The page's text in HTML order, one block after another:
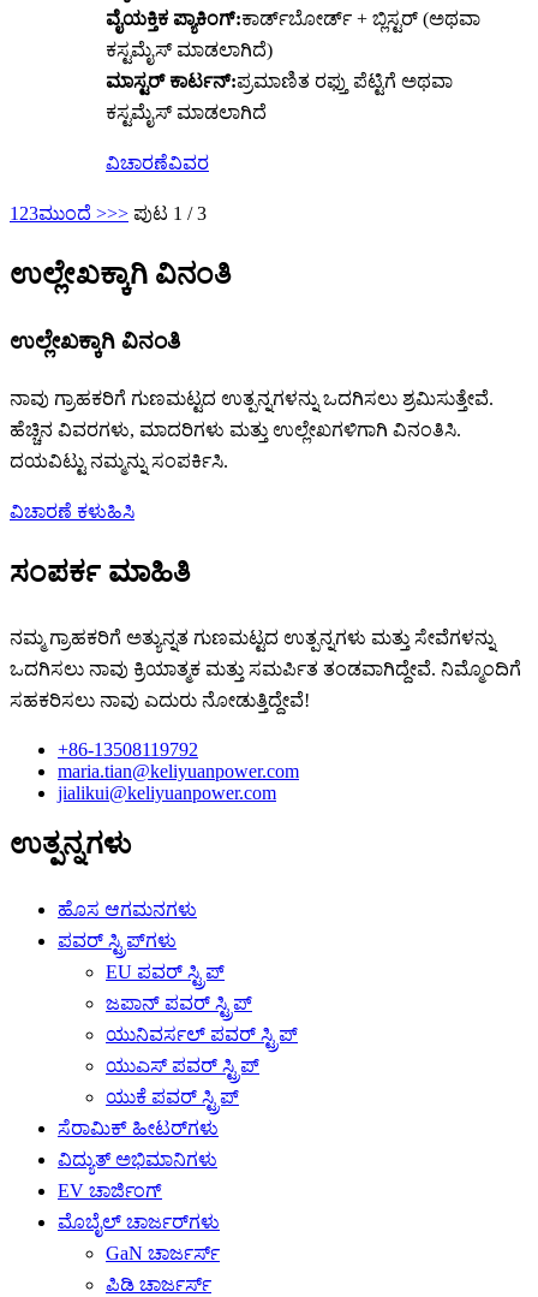
ವೈಯಕ್ತಿಕ ಪ್ಯಾಕಿಂಗ್:ಕಾರ್ಡ್‌ಬೋರ್ಡ್ + ಬ್ಲಿಸ್ಟರ್ (ಅಥವಾ
ಕಸ್ಟಮೈಸ್ ಮಾಡಲಾಗಿದೆ)
ಮಾಸ್ಟರ್ ಕಾರ್ಟನ್:ಪ್ರಮಾಣಿತ ರಫ್ತು ಪೆಟ್ಟಿಗೆ ಅಥವಾ
ಕಸ್ಟಮೈಸ್ ಮಾಡಲಾಗಿದೆ
ವಿಚಾರಣೆವಿವರ
1 23ಮುಂದೆ >>> ಪುಟ 1 / 3
ಉಲ್ಲೇಖಕ್ಕಾಗಿ ವಿನಂತಿ
ಉಲ್ಲೇಖಕ್ಕಾಗಿ ವಿನಂತಿ
ನಾವು ಗ್ರಾಹಕರಿಗೆ ಗುಣಮಟ್ಟದ ಉತ್ಪನ್ನಗಳನ್ನು ಒದಗಿಸಲು ಶ್ರಮಿಸುತ್ತೇವೆ.
ಹೆಚ್ಚಿನ ವಿವರಗಳು, ಮಾದರಿಗಳು ಮತ್ತು ಉಲ್ಲೇಖಗಳಿಗಾಗಿ ವಿನಂತಿಸಿ.
ದಯವಿಟ್ಟು ನಮ್ಮನ್ನು ಸಂಪರ್ಕಿಸಿ.
ವಿಚಾರಣೆ ಕಳುಹಿಸಿ
ಸಂಪರ್ಕ ಮಾಹಿತಿ
ನಮ್ಮ ಗ್ರಾಹಕರಿಗೆ ಅತ್ಯುನ್ನತ ಗುಣಮಟ್ಟದ ಉತ್ಪನ್ನಗಳು ಮತ್ತು ಸೇವೆಗಳನ್ನು
ಒದಗಿಸಲು ನಾವು ಕ್ರಿಯಾತ್ಮಕ ಮತ್ತು ಸಮರ್ಪಿತ ತಂಡವಾಗಿದ್ದೇವೆ. ನಿಮ್ಮೊಂದಿಗೆ
ಸಹಕರಿಸಲು ನಾವು ಎದುರು ನೋಡುತ್ತಿದ್ದೇವೆ!
+86-13508119792
maria.tian@keliyuanpower.com
jialikui@keliyuanpower.com
ಉತ್ಪನ್ನಗಳು
ಹೊಸ ಆಗಮನಗಳು
ಪವರ್ ಸ್ಟ್ರಿಪ್‌ಗಳು
EU ಪವರ್ ಸ್ಟ್ರಿಪ್
ಜಪಾನ್ ಪವರ್ ಸ್ಟ್ರಿಪ್
ಯುನಿವರ್ಸಲ್ ಪವರ್ ಸ್ಟ್ರಿಪ್
ಯುಎಸ್ ಪವರ್ ಸ್ಟ್ರಿಪ್
ಯುಕೆ ಪವರ್ ಸ್ಟ್ರಿಪ್
ಸೆರಾಮಿಕ್ ಹೀಟರ್‌ಗಳು
ವಿದ್ಯುತ್ ಅಭಿಮಾನಿಗಳು
EV ಚಾರ್ಜಿಂಗ್
ಮೊಬೈಲ್ ಚಾರ್ಜರ್‌ಗಳು
GaN ಚಾರ್ಜರ್ಸ್
ಪಿಡಿ ಚಾರ್ಜರ್ಸ್